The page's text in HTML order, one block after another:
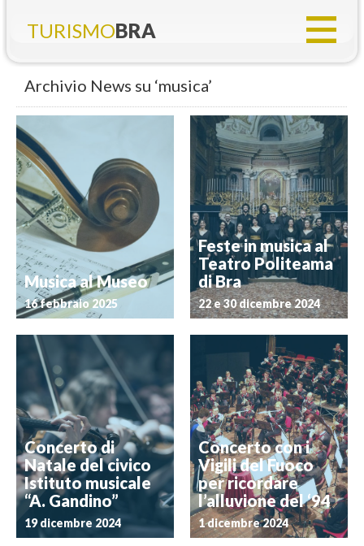
TURISMOBRA
Archivio News su ‘musica’
Musica al Museo
16 febbraio 2025
Feste in musica al
Teatro Politeama
di Bra
22 e 30 dicembre 2024
Concerto di
Natale del civico
Istituto musicale
“A. Gandino”
19 dicembre 2024
Concerto con i
Vigili del Fuoco
per ricordare
l’alluvione del ‘94
1 dicembre 2024